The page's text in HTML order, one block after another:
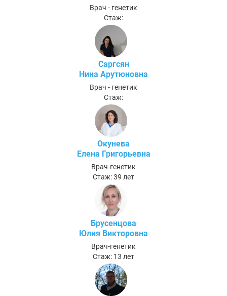
Врач - генетик
Стаж:
Саргсян
Нина Арутюновна
Врач - генетик
Стаж:
Окунева
Елена Григорьевна
Врач-генетик
Стаж: 39 лет
Брусенцова
Юлия Викторовна
Врач-генетик
Стаж: 13 лет